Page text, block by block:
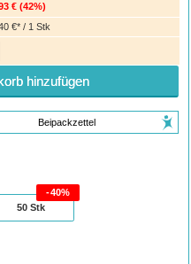
€ (42%)
€* / 1 Stk
hinzufügen
Beipackzettel
50 Stk
40%